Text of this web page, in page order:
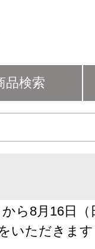
品検索
ら8月16日
いただきます